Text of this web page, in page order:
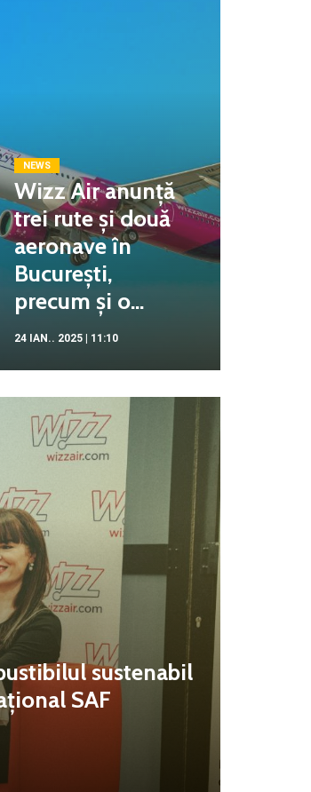
NEWS
Wizz Air anunță
trei rute și două
aeronave în
București,
precum și o...
24 IAN.. 2025 | 11:10
sustenabil
SAF